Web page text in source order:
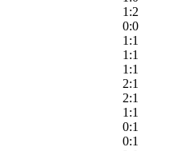
1:2
0:0
1:1
1:1
1:1
2:1
2:1
1:1
0:1
0:1